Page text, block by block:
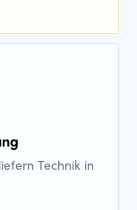
Technik in